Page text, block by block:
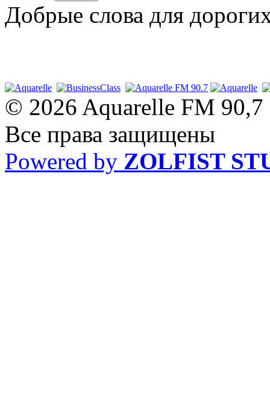
Добрые слова для
© 2026 Aquarelle FM 90,7
Все права защищены
Powered by ZOLFIST